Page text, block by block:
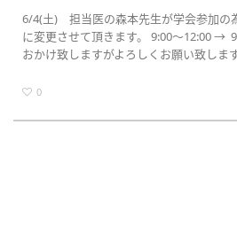
6/4(土) 担当医の森本先生が学会参加の
に変更させて頂きます。 9:00～12:00 →
おかけ致しますがよろしくお願い致します
0